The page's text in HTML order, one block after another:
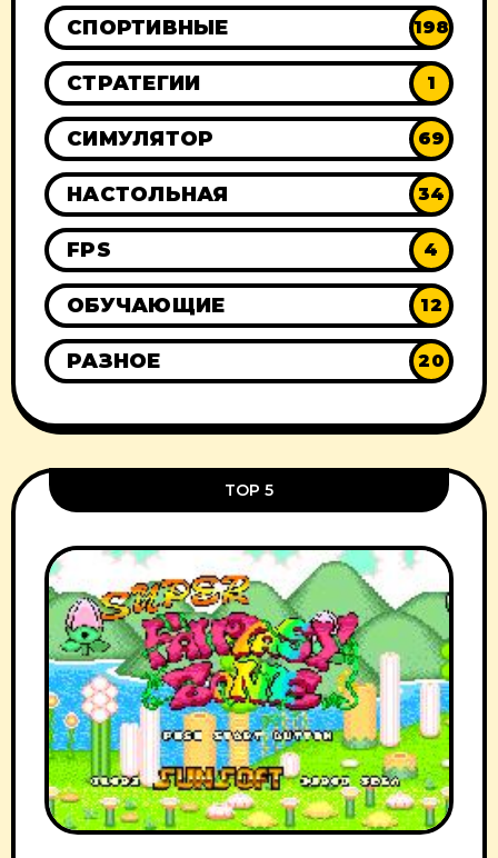
СПОРТИВНЫЕ 198
СТРАТЕГИИ 1
СИМУЛЯТОР 69
НАСТОЛЬНАЯ 34
FPS 4
ОБУЧАЮЩИЕ 12
РАЗНОЕ 20
TOP 5